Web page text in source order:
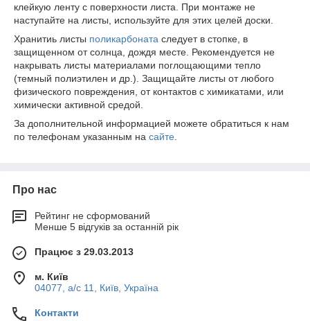
клейкую ленту с поверхности листа. При монтаже не
наступайте на листы, используйте для этих целей доски.
Хранитиь листы поликарбоната следует в стопке, в
защищенном от солнца, дождя месте. Рекомендуется не
накрывать листы материалами поглощающими тепло
(темный полиэтилен и др.). Защищайте листы от любого
физического повреждения, от контактов с химикатами, или
химически активной средой.
За дополнительной информацией можете обратиться к нам
по телефонам указанным на сайте
Про нас
Рейтинг не сформований
Менше 5 відгуків за останній рік
Працює з 29.03.2013
м. Київ
04077, а/с 11, Київ, Україна
Контакти